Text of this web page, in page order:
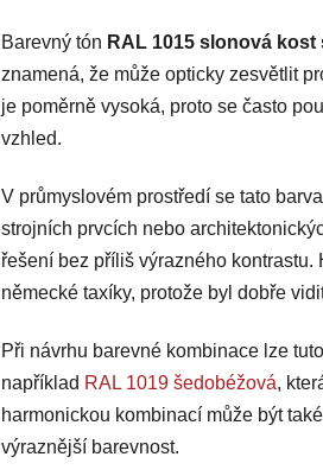
Barevný tón RAL 1015 slonová kost
znamená, že může opticky zesvětlit
je poměrně vysoká, proto se často
vzhled.
V průmyslovém prostředí se tato
strojních prvcích nebo
řešení bez příliš výrazného
německé taxíky, protože byl dobře
Při návrhu barevné kombinace lze
například RAL 1019 šedobéžová,
harmonickou kombinací může být
výraznější barevnost.